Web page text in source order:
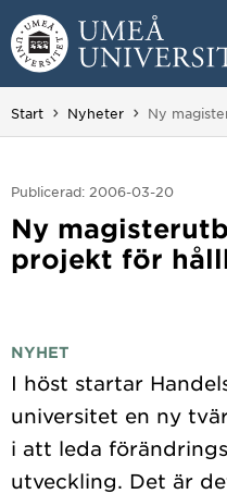
Hoppa direkt till
Huvudmenyn dold.
Start Nyheter Du är här:
Ny
Publicerad: 2006-03-20
Ny
projekt för
NYHET
I höst startar
universitet en ny
i att leda
utveckling. Det är